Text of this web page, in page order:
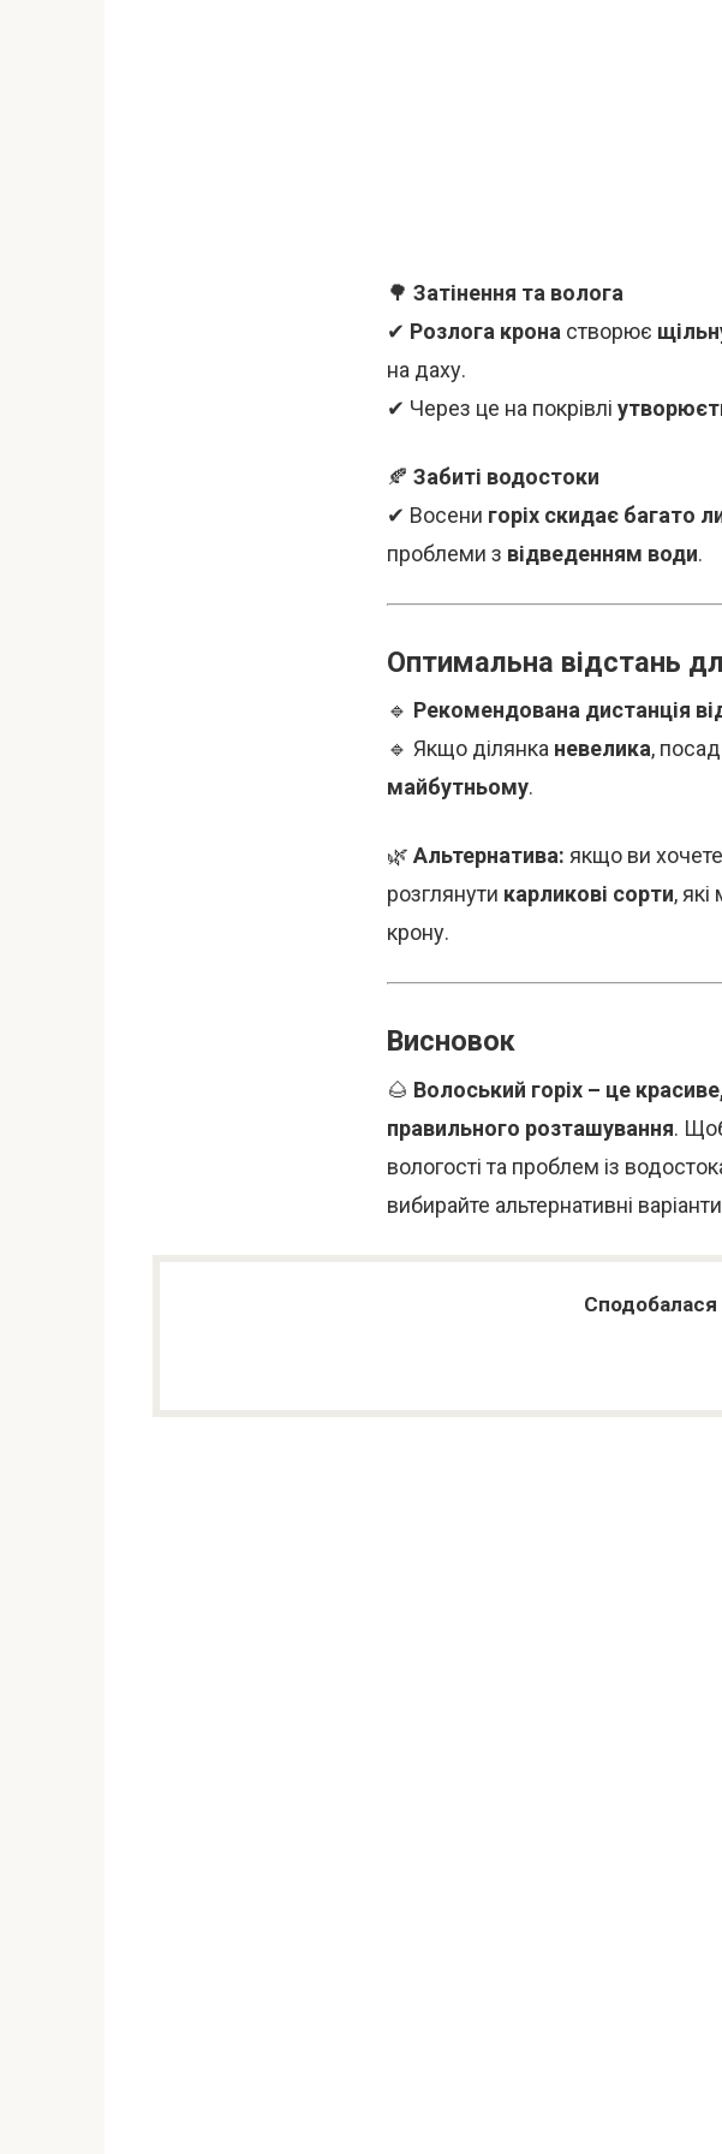
🌳 Затінення та волога
✔ Розлога крона створює
на даху.
✔ Через це на покрівлі
🍂 Забиті водостоки
✔ Восени горіх скидає багато
проблеми з відведенням води.
Оптимальна відстань
🔹 Рекомендована дистанція
🔹 Якщо ділянка невелика,
майбутньому.
🌿 Альтернатива: якщо ви
розглянути карликові сорти,
крону.
Висновок
🌰 Волоський горіх – це
правильного розташування.
вологості та проблем із
вибирайте альтернативні
Сподобалася